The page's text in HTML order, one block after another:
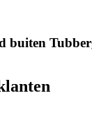
buiten